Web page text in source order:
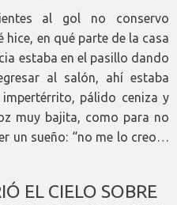
al gol no conservo
hice, en qué parte de la casa
estaba en el pasillo dando
al salón, ahí estaba
pálido ceniza y
muy bajita, como para no
un sueño: “no me lo creo…
EL CIELO SOBRE